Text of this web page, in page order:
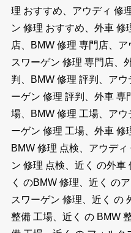
理 おすすめ、アウディ 修
ン 修理 おすすめ、外車 修
店、BMW 修理 専門店、
スワーゲン 修理 専門店、
判、BMW 修理 評判、ア
ーゲン 修理 評判、外車 専
場、BMW 修理 工場、ア
ーゲン 修理 工場、外車 修
BMW 修理 点検、アウデ
ン 修理 点検、近く の外車
く のBMW 修理、近く の
スワーゲン 修理、近く の
整備 工場、近く の BMW